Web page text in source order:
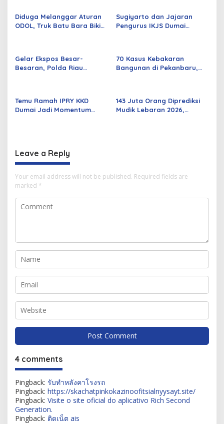
Diduga Melanggar Aturan
ODOL, Truk Batu Bara Bikin
Sugiyarto dan Jajaran
Pengurus IKJS Dumai
Gelar Ekspos Besar-
Besaran, Polda Riau
70 Kasus Kebakaran
Bangunan di Pekanbaru,
Temu Ramah IPRY KKD
Dumai Jadi Momentum
143 Juta Orang Diprediksi
Mudik Lebaran 2026,
Leave a Reply
Your email address will not be published. Required fields are
marked *
4 comments
Pingback: รับทำหลังคาโรงรถ
Pingback: https://skachatpinkokazinoofitsialnyysayt.site/
Pingback: Visite o site oficial do aplicativo Rich Second
Generation.
Pingback: ติดเน็ต ais